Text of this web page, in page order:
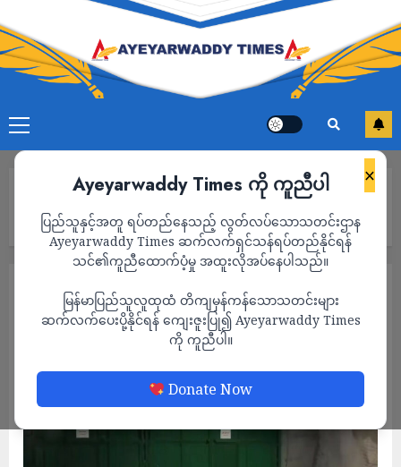
×
Ayeyarwaddy Times ကို ကူညီပါ
ပြည်သူနှင့်အတူ ရပ်တည်နေသည့် လွတ်လပ်သောသတင်းဌာန
Ayeyarwaddy Times ဆက်လက်ရှင်သန်ရပ်တည်နိုင်ရန်
သင်၏ကူညီထောက်ပံ့မှု အထူးလိုအပ်နေပါသည်။
မြန်မာပြည်သူလူထုထံ တိကျမှန်ကန်သောသတင်းများ
ဆက်လက်ပေးပို့နိုင်ရန် ကျေးဇူးပြု၍ Ayeyarwaddy Times
ကို ကူညီပါ။
Donate Now
ပေးပို့ဖို့ စီစဉ်နေ
နိုင်ငံတကာ
အီရန်က ရုရှားသို့ ဒုံးကျည် အစင်း ၁၀၀၀ နဲ့
တိုက်ခိုက်ရေးဒရုန်းတွေ ပေးပို့ဖို့ စီစဉ်နေ
ADMIN